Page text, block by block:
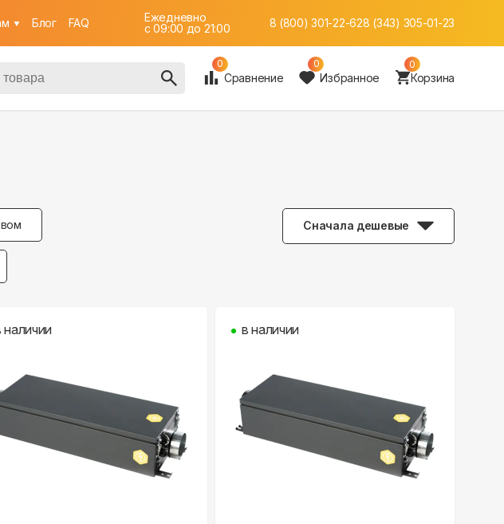
Блог FAQ
Ежедневно
c 09:00 до 21:00
8 (800) 301-22-628 (343) 305-01-23
0
Сравнение
0
Избранное
0
Корзина
Сначала дешевые
наличии в наличии